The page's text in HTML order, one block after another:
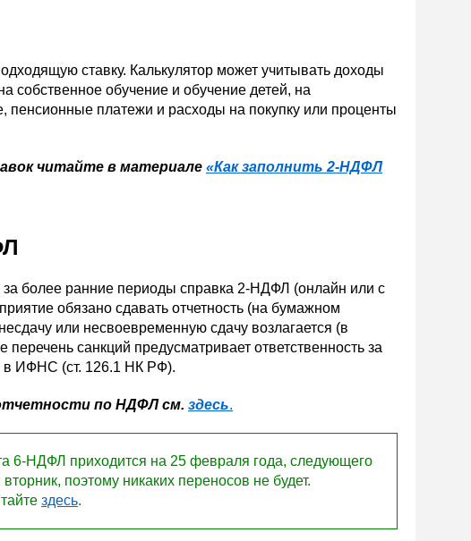
ставку. Калькулятор может учитывать доходы
обучение и обучение детей, на
пенсионные платежи и расходы на покупку или проценты
читайте в материале «Как заполнить 2-НДФЛ
за более ранние периоды справка 2-НДФЛ (онлайн или с
обязано сдавать отчетность (на бумажном
или несвоевременную сдачу возлагается (в
санкций предусматривает ответственность за
в ИФНС (ст. 126.1 НК РФ).
по НДФЛ см. здесь.
6-НДФЛ приходится на 25 февраля года, следующего
поэтому никаких переносов не будет.
здесь.